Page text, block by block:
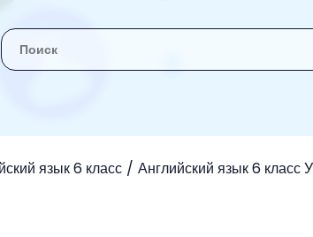
язык 6 класс Английский язык 6 класс